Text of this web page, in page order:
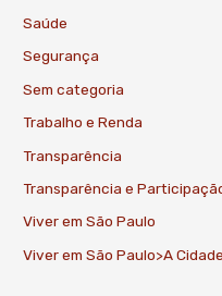
Saúde
Segurança
Sem categoria
Trabalho e Renda
Transparência
Transparência e
Viver em São Paulo
Viver em São Paulo>A